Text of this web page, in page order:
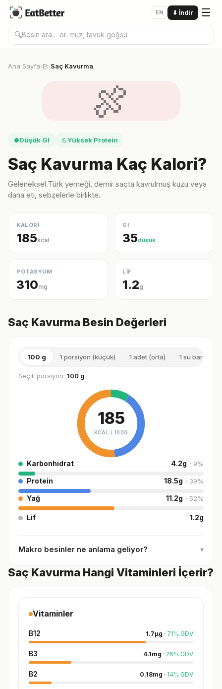
EN ⬇ İndir ☰
🔍
Ana Sayfa›Et›Saç Kavurma
🍖
●Düşük GI 💪Yüksek Protein
Saç Kavurma Kaç Kalori?
Geleneksel Türk yemeği, demir saçta kavrulmuş kuzu veya
dana eti, sebzelerle birlikte.
KALORİ
185kcal
GI
35düşük
POTASYUM
310mg
LİF
1.2g
Saç Kavurma Besin Değerleri
100 g 1 porsiyon (küçük) 1 adet (orta) 1 su bardağı
Seçili porsiyon: 100 g
185
KCAL / 100G
Karbonhidrat 4.2g · 9%
Protein 18.5g · 39%
Yağ 11.2g · 52%
Lif 1.2g
Makro besinler ne anlama geliyor? ▾
Saç Kavurma Hangi Vitaminleri İçerir?
Vitaminler
B12 1.7µg · 71% GDV
B3 4.1mg · 26% GDV
B2 0.18mg · 14% GDV